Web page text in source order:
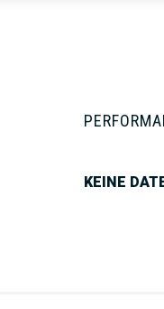
KEINE